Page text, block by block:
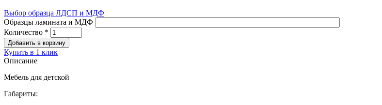
Выбор образца ЛДСП и МДФ
Образцы ламината и МДФ
Количество *
Купить в 1 клик
Описание
Мебель для детской
Габариты: